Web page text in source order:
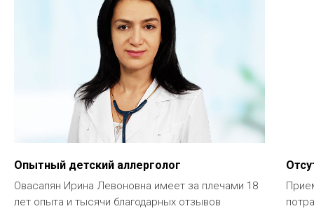
Опытный детский аллерголог
Овасапян Ирина Левоновна имеет за плечами 18
лет опыта и тысячи благодарных отзывов